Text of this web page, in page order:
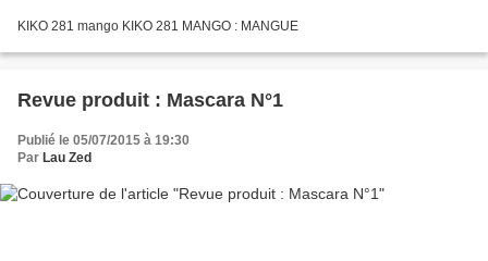
KIKO 281 mango KIKO 281 MANGO : MANGUE
Revue produit : Mascara N°1
Publié le 05/07/2015 à 19:30
Par Lau Zed